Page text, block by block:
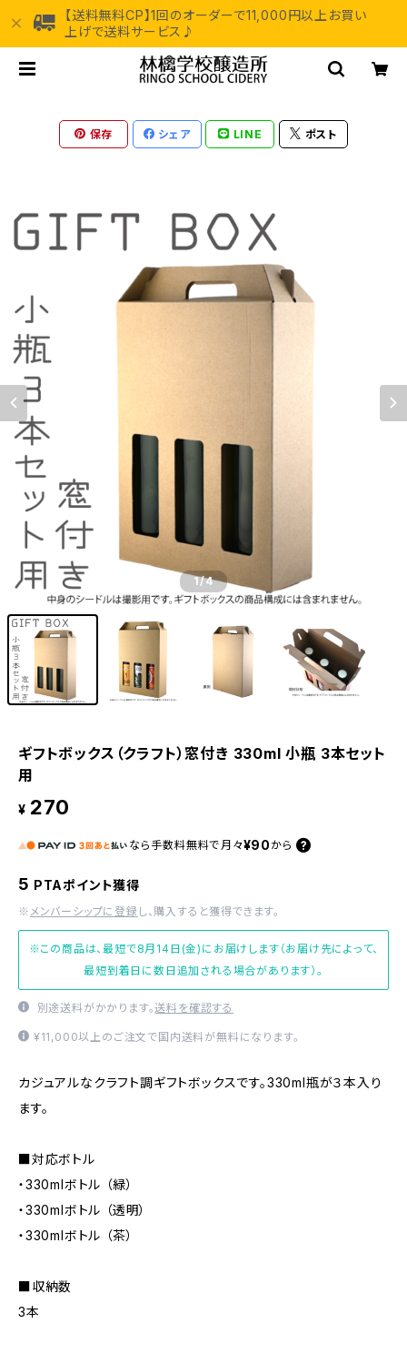
【送料無料CP】1回のオーダーで11,000円以上お買い
上げで送料サービス♪
保存 シェア LINE ポスト
1/4
ギフトボックス（クラフト）窓付き 330ml 小瓶 3本セット
用
¥ 270
なら 手数料無料で 月々¥90 から
5 PTAポイント獲得
※ メンバーシップに登録 し、購入すると獲得できます。
※この商品は、最短で8月14日(金)にお届けします（お届け先によって、
最短到着日に数日追加される場合があります）。
別途送料がかかります。送料を確認する
¥11,000以上のご注文で国内送料が無料になります。
カジュアルなクラフト調ギフトボックスです。330ml瓶が３本入り
ます。
■対応ボトル
・330mlボトル （緑）
・330mlボトル （透明）
・330mlボトル （茶）
■収納数
3本